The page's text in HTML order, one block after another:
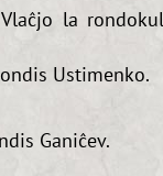
la
Ustimenko.
Ganiĉev.